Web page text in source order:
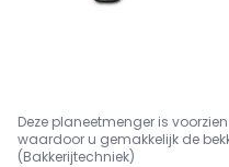
Deze planeetmenger is
waardoor u gemakkelijk de
(Bakkerijtechniek)